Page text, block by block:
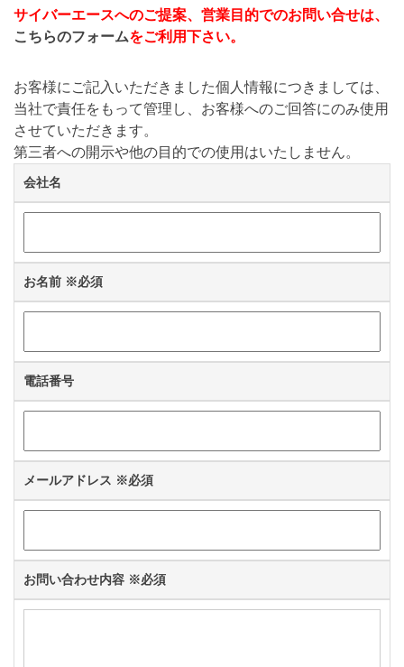
サイバーエースへのご提案、営業目的でのお問い合せは、
こちらのフォームをご利用下さい。
お客様にご記入いただきました個人情報につきましては、
当社で責任をもって管理し、お客様へのご回答にのみ使用
させていただきます。
第三者への開示や他の目的での使用はいたしません。
会社名
お名前 ※必須
電話番号
メールアドレス ※必須
お問い合わせ内容 ※必須